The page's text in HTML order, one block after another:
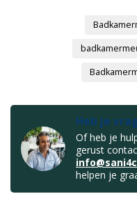
Heb je
Of heb je
gerust
helpen je